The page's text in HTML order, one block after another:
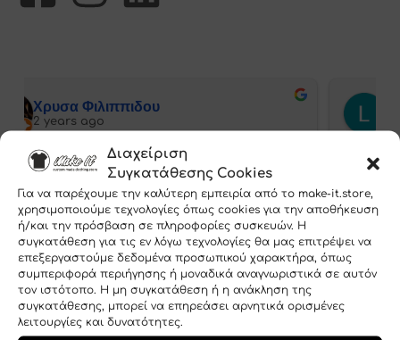
Διαχείριση
Συγκατάθεσης Cookies
Για να παρέχουμε την καλύτερη εμπειρία από το make-it.store,
χρησιμοποιούμε τεχνολογίες όπως cookies για την αποθήκευση
ή/και την πρόσβαση σε πληροφορίες συσκευών. Η
συγκατάθεση για τις εν λόγω τεχνολογίες θα μας επιτρέψει να
επεξεργαστούμε δεδομένα προσωπικού χαρακτήρα, όπως
συμπεριφορά περιήγησης ή μοναδικά αναγνωριστικά σε αυτόν
τον ιστότοπο. Η μη συγκατάθεση ή η ανάκληση της
συγκατάθεσης, μπορεί να επηρεάσει αρνητικά ορισμένες
λειτουργίες και δυνατότητες.
Εξαιρετικά αποτελέσματα και
και τιμή!